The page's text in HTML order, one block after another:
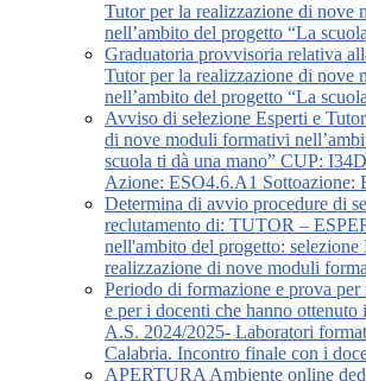
Tutor per la realizzazione di nove
nell’ambito del progetto “La
Graduatoria provvisoria relativa
Tutor per la realizzazione di nove
nell’ambito del progetto “La
Avviso di selezione Esperti e
di nove moduli formativi
scuola ti dà una mano” CUP:
Azione: ESO4.6.A1 Sottoazione:
Determina di avvio procedure di
reclutamento di: TUTOR –
nell'ambito del progetto: selezione
realizzazione di nove moduli
Periodo di formazione e prova per
e per i docenti che hanno
A.S. 2024/2025- Laboratori
Calabria. Incontro finale con i
APERTURA Ambiente online